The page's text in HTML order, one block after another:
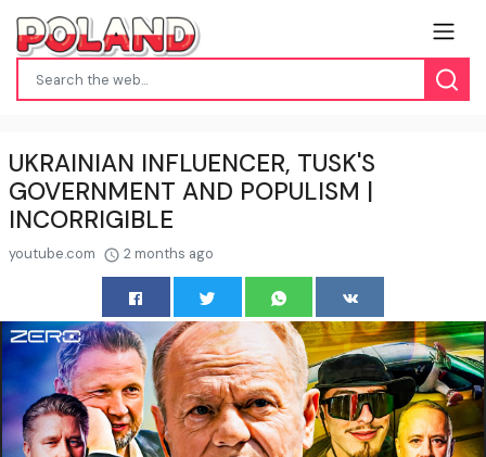
UKRAINIAN INFLUENCER, TUSK'S
GOVERNMENT AND POPULISM |
INCORRIGIBLE
youtube.com 2 months ago